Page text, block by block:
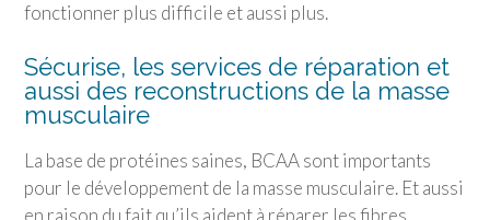
fonctionner plus difficile et aussi plus.
Sécurise, les services de réparation et
aussi des reconstructions de la masse
musculaire
La base de protéines saines, BCAA sont importants
pour le développement de la masse musculaire. Et aussi
en raison du fait qu’ils aident à réparer les fibres